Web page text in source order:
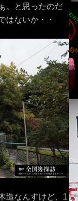
。と思ったのだ
はないか・・
造なんすけど、1